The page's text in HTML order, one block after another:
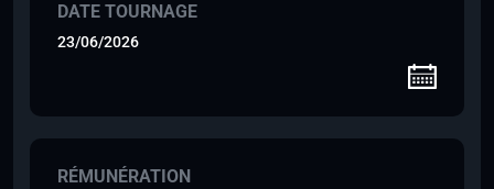
DATE TOURNAGE
23/06/2026
RÉMUNÉRATION